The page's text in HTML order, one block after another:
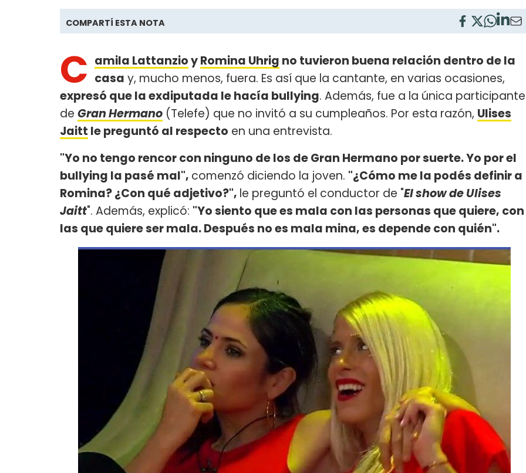
COMPARTÍ ESTA NOTA
C amila LattanzioyRomina Uhrig no tuvieron buena relación dentro de la
casa y, mucho menos, fuera. Es así que la cantante, en varias ocasiones,
expresó que la exdiputada le hacía bullying. Además, fue a la única participante
de Gran Hermano (Telefe) que no invitó a su cumpleaños. Por esta razón, Ulises
Jaitt le preguntó al respecto en una entrevista.
"Yo no tengo rencor con ninguno de los de Gran Hermano por suerte. Yo por el
bullying la pasé mal", comenzó diciendo la joven. "¿Cómo me la podés definir a
Romina? ¿Con qué adjetivo?", le preguntó el conductor de "El show de Ulises
Jaitt". Además, explicó: "Yo siento que es mala con las personas que quiere, con
las que quiere ser mala. Después no es mala mina, es depende con quién".